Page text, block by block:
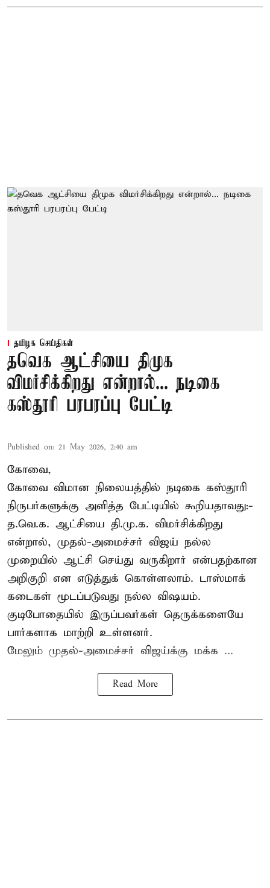
தமிழக செய்திகள்
தவெக ஆட்சியை திமுக
விமர்சிக்கிறது என்றால்... நடிகை
கஸ்தூரி பரபரப்பு பேட்டி
Published on: 21 May 2026, 2:40 am
கோவை,
கோவை விமான நிலையத்தில் நடிகை கஸ்தூரி
நிருபர்களுக்கு அளித்த பேட்டியில் கூறியதாவது:-
த.வெ.க. ஆட்சியை தி.மு.க. விமர்சிக்கிறது
என்றால், முதல்-அமைச்சர் விஜய் நல்ல
முறையில் ஆட்சி செய்து வருகிறார் என்பதற்கான
அறிகுறி என எடுத்துக் கொள்ளலாம். டாஸ்மாக்
கடைகள் மூடப்படுவது நல்ல விஷயம்.
குடிபோதையில் இருப்பவர்கள் தெருக்களையே
பார்களாக மாற்றி உள்ளனர்.
மேலும் முதல்-அமைச்சர் விஜய்க்கு மக்க ...
Read More